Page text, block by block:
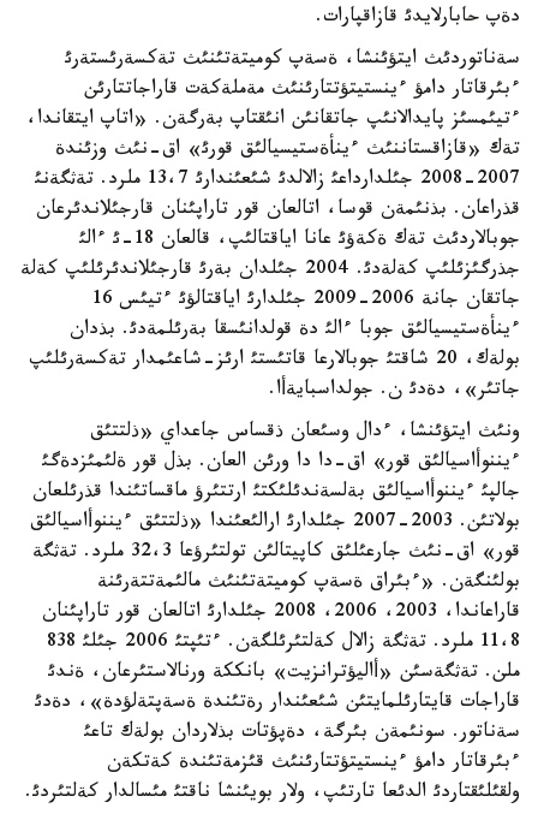
دةپ حابارلايدئ قازاقپارات.
سةناتوردئث ايتؤئنشا، ةسةپ كوميتةتئنئث تةكسةرئستةرئ
ءبئرقاتار دامؤ ءينستيتؤتتارئنئث مةملةكةت قاراجاتتارئن
ءتيئمسئز پايدالانئپ جاتقانئن انئقتاپ بةرگةن. «اتاپ ايتقاندا،
تةك «قازاقستاننئث ءينأةستيسيالئق قورئ» اق-نئث وزئندة
2007-2008 جئلدارداعئ زالالدئ شئعئندارئ 13،7 ملرد. تةثگةنئ
قذراعان. بذنئمةن قوسا، اتالعان قور تاراپئنان قارجئلاندئرعان
جوبالاردئث تةك ةكةؤئ عانا اياقتالئپ، قالعان 18-ئ ءالئ
جذرگئزئلئپ كةلةدئ. 2004 جئلدان بةرئ قارجئلاندئرئلئپ كةلة
جاتقان جانة 2006-2009 جئلدارئ اياقتالؤئ ءتيئس 16
ءينأةستيسيالئق جوبا ءالئ دة قولدانئسقا بةرئلمةدئ. بذدان
بولةك، 20 شاقتئ جوبالارعا قاتئستئ ارئز-شاعئمدار تةكسةرئلئپ
جاتئر»، دةدئ ن. جولداسبايةأا.
ونئث ايتؤئنشا، ءدال وسئعان ذقساس جاعداي «ذلتتئق
ءيننوأاسيالئق قور» اق-دا دا ورئن العان. بذل قور ةلئمئزدةگئ
جالپئ ءيننوأاسيالئق بةلسةندئلئكتئ ارتتئرؤ ماقساتئندا قذرئلعان
بولاتئن. 2003-2007 جئلدارئ ارالئعئندا «ذلتتئق ءيننوأاسيالئق
قور» اق-نئث جارعئلئق كاپيتالئن تولتئرؤعا 32،3 ملرد. تةثگة
بولئنگةن. «ءبئراق ةسةپ كوميتةتئنئث مالئمةتتةرئنة
قاراعاندا، 2003، 2006، 2008 جئلدارئ اتالعان قور تاراپئنان
11،8 ملرد. تةثگة زالال كةلتئرئلگةن. ءتئپتئ 2006 جئلئ 838
ملن. تةثگةسئن «أاليؤترانزيت» بانككة ورنالاستئرعان، ةندئ
قاراجات قايتارئلمايتئن شئعئندار رةتئندة ةسةپتةلؤدة»، دةدئ
سةناتور. سونئمةن بئرگة، دةپؤتات بذلاردان بولةك تاعئ
ءبئرقاتار دامؤ ءينستيتؤتتارئنئث قئزمةتئندة كةتكةن
ولقئلئقتاردئ الدئعا تارتئپ، ولار بويئنشا ناقتئ مئسالدار كةلتئردئ.